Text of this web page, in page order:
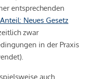
entsprechenden
Neues Gesetz
zwar
in der Praxis
auch